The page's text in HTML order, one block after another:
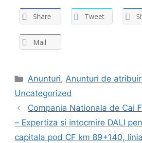
Share Tweet
Mail
Anunturi,Anunturi de
Uncategorized
Compania Nationala de Cai
– Expertiza si intocmire DALI
capitala pod CF km 89+140,